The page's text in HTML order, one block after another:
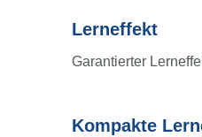
Lerneffekt
Garantierter
Lerneffekt
Kompakte
Kompakte